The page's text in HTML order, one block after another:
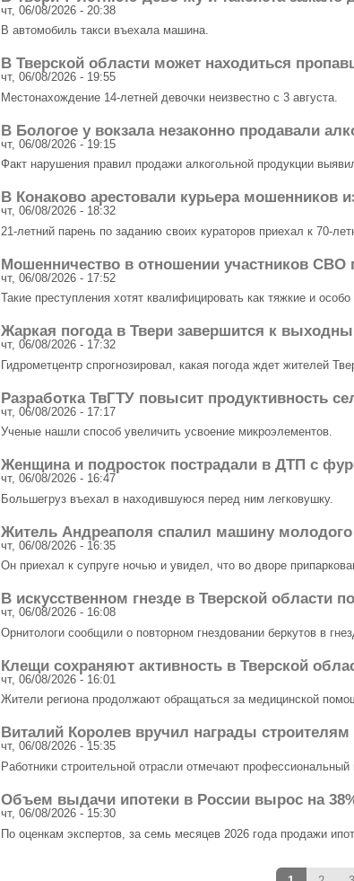
чт, 06/08/2026 - 20:38
В автомобиль такси въехала машина.
В Тверской области может находиться
чт, 06/08/2026 - 19:55
Местонахождение 14-летней девочки неизвестно с 3 августа.
В Бологое у вокзала незаконно продавали
чт, 06/08/2026 - 19:15
Факт нарушения правил продажи алкогольной продукции
В Конаково арестовали курьера мошенников
чт, 06/08/2026 - 18:32
21-летний парень по заданию своих кураторов приехал к 70-
Мошенничество в отношении участников
чт, 06/08/2026 - 17:52
Такие преступления хотят квалифицировать как тяжкие и особо
Жаркая погода в Твери завершится к
чт, 06/08/2026 - 17:32
Гидрометцентр спрогнозировал, какая погода ждет жителей
Разработка ТвГТУ повысит продуктивность
чт, 06/08/2026 - 17:17
Ученые нашли способ увеличить усвоение микроэлементов.
Женщина и подросток пострадали в ДТП с
чт, 06/08/2026 - 16:47
Большегруз въехал в находившуюся перед ним легковушку.
Житель Андреаполя спалил машину
чт, 06/08/2026 - 16:35
Он приехал к супруге ночью и увидел, что во дворе
В искусственном гнезде в Тверской области
чт, 06/08/2026 - 16:08
Орнитологи сообщили о повторном гнездовании беркутов в
Клещи сохраняют активность в Тверской
чт, 06/08/2026 - 16:01
Жители региона продолжают обращаться за медицинской
Виталий Королев вручил награды строителям
чт, 06/08/2026 - 15:35
Работники строительной отрасли отмечают профессиональный
Объем выдачи ипотеки в России вырос на
чт, 06/08/2026 - 15:30
По оценкам экспертов, за семь месяцев 2026 года продажи